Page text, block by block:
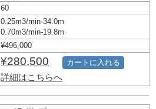
60
0.25m3/min-34.0m
0.70m3/min-19.8m
¥496,000
¥280,500
詳細はこちらへ
カートに入れる